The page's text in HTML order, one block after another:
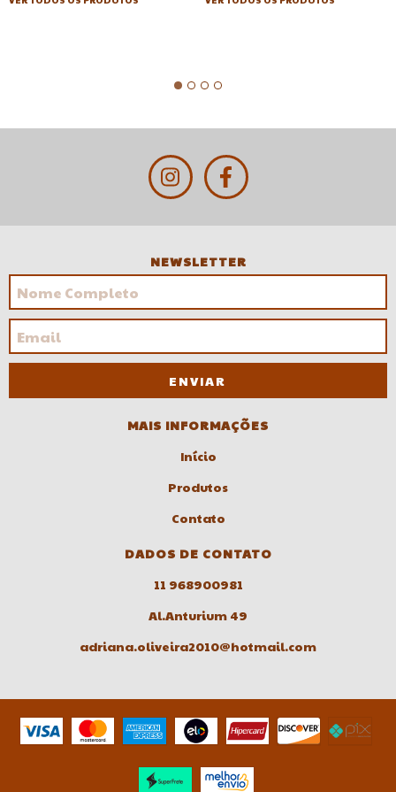
NEWSLETTER
MAIS INFORMAÇÕES
Início
Produtos
Contato
DADOS DE CONTATO
11 968900981
Al.Anturium 49
adriana.oliveira2010@hotmail.com